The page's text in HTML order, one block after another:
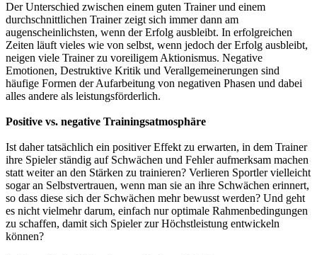
Der Unterschied zwischen einem guten Trainer und einem
durchschnittlichen Trainer zeigt sich immer dann am
augenscheinlichsten, wenn der Erfolg ausbleibt. In erfolgreichen
Zeiten läuft vieles wie von selbst, wenn jedoch der Erfolg ausbleibt,
neigen viele Trainer zu voreiligem Aktionismus. Negative
Emotionen, Destruktive Kritik und Verallgemeinerungen sind
häufige Formen der Aufarbeitung von negativen Phasen und dabei
alles andere als leistungsförderlich.
Positive vs. negative Trainingsatmosphäre
Ist daher tatsächlich ein positiver Effekt zu erwarten, in dem Trainer
ihre Spieler ständig auf Schwächen und Fehler aufmerksam machen
statt weiter an den Stärken zu trainieren? Verlieren Sportler vielleicht
sogar an Selbstvertrauen, wenn man sie an ihre Schwächen erinnert,
so dass diese sich der Schwächen mehr bewusst werden? Und geht
es nicht vielmehr darum, einfach nur optimale Rahmenbedingungen
zu schaffen, damit sich Spieler zur Höchstleistung entwickeln
können?